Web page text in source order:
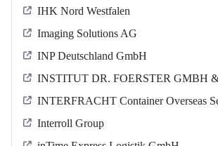
IHK Nord Westfalen
Imaging Solutions AG
INP Deutschland GmbH
INSTITUT DR. FOERSTER GMBH
INTERFRACHT Container Overseas
Interroll Group